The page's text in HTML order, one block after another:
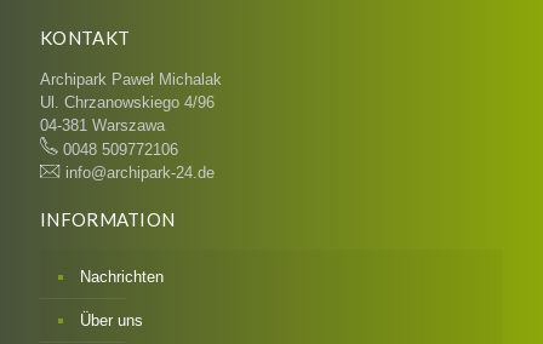
KONTAKT
Archipark Paweł Michalak
Ul. Chrzanowskiego 4/96
04-381 Warszawa
0048 509772106
info@archipark-24.de
INFORMATION
Nachrichten
Über uns